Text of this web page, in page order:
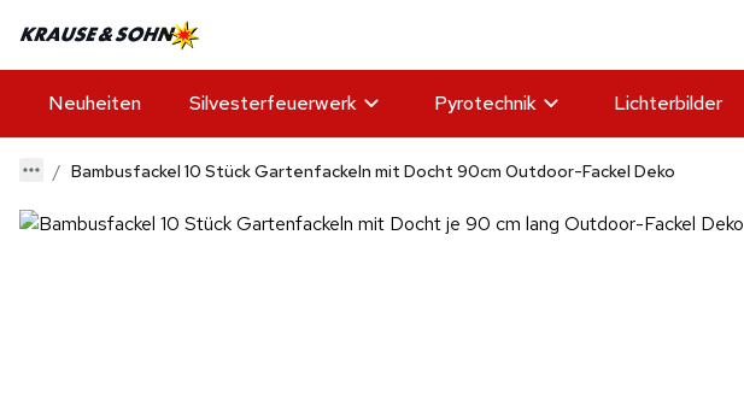
Neuheiten Silvesterfeuerwerk Pyrotechnik Lichterbilder
Bambusfackel 10 Stück Gartenfackeln mit Docht 90cm Outdoor-Fackel Deko